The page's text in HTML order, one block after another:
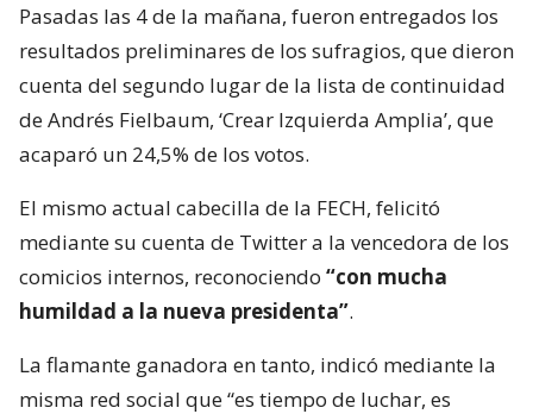
Pasadas las 4 de la mañana, fueron entregados los
resultados preliminares de los sufragios, que dieron
cuenta del segundo lugar de la lista de continuidad
de Andrés Fielbaum, ‘Crear Izquierda Amplia’, que
acaparó un 24,5% de los votos.
El mismo actual cabecilla de la FECH, felicitó
mediante su cuenta de Twitter a la vencedora de los
comicios internos, reconociendo “con mucha
humildad a la nueva presidenta”.
La flamante ganadora en tanto, indicó mediante la
misma red social que “es tiempo de luchar, es